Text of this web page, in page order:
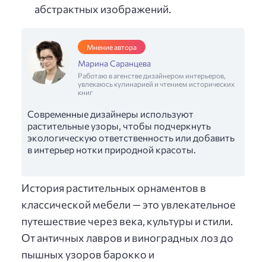
абстрактных изображений.
Мнение автора
Марина Саранцева
Работаю в агенстве дизайнером интерьеров,
увлекаюсь кулинарией и чтением исторических
книг
Современные дизайнеры используют
растительные узоры, чтобы подчеркнуть
экологическую ответственность или добавить
в интерьер нотки природной красоты.
История растительных орнаментов в
классической мебели — это увлекательное
путешествие через века, культуры и стили.
От античных лавров и виноградных лоз до
пышных узоров барокко и